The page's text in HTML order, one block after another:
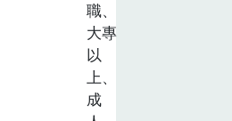
職、
大專
以
上、
成